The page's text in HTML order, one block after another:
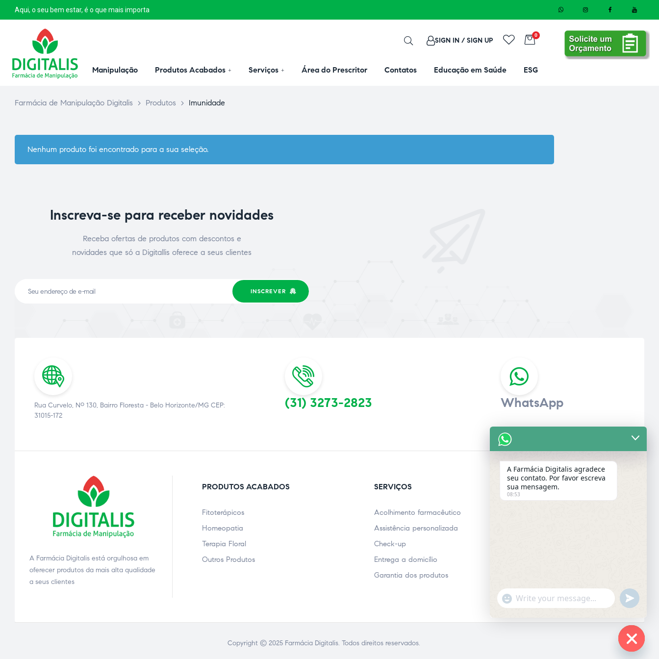
Aqui, o seu bem estar, é o que mais importa
SIGN IN / SIGN UP
0
Manipulação Produtos Acabados Serviços Área do Prescritor Contatos Educação em Saúde ESG
Farmácia de Manipulação Digitalis > Produtos > Imunidade
Nenhum produto foi encontrado para a sua seleção.
Inscreva-se para receber novidades
Receba ofertas de produtos com descontos e
novidades que só a Digitallis oferece a seus clientes
INSCREVER
Rua Curvelo, Nº 130, Bairro Floresta - Belo Horizonte/MG CEP:
31015-172
(31) 3273-2823 WhatsApp
A Farmácia Digitalis está orgulhosa em
oferecer produtos da mais alta qualidade
a seus clientes
PRODUTOS ACABADOS
Fitoterápicos
Homeopatia
Terapia Floral
Outros Produtos
SERVIÇOS
Acolhimento farmacêutico
Assistência personalizada
Check-up
Entrega a domicílio
Garantia dos produtos
E-MAIL
Copyright © 2025 Farmácia Digitalis. Todos direitos reservados.
A Farmácia Digitalis agradece
seu contato. Por favor escreva
sua mensagem.
08:53
"+chaty_settings.lang.emoji_picker+"
WhatsApp